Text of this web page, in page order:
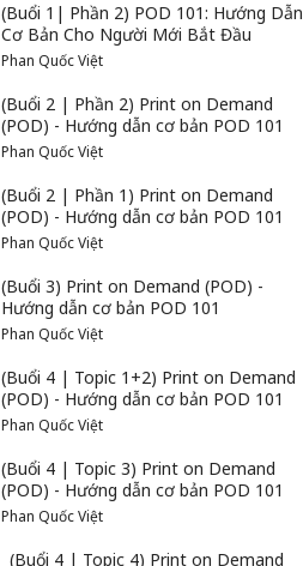
(Buổi 1| Phần 2) POD 101: Hướng Dẫn
Cơ Bản Cho Người Mới Bắt Đầu
Phan Quốc Việt
(Buổi 2 | Phần 2) Print on Demand
(POD) - Hướng dẫn cơ bản POD 101
Phan Quốc Việt
(Buổi 2 | Phần 1) Print on Demand
(POD) - Hướng dẫn cơ bản POD 101
Phan Quốc Việt
(Buổi 3) Print on Demand (POD) -
Hướng dẫn cơ bản POD 101
Phan Quốc Việt
(Buổi 4 | Topic 1+2) Print on Demand
(POD) - Hướng dẫn cơ bản POD 101
Phan Quốc Việt
(Buổi 4 | Topic 3) Print on Demand
(POD) - Hướng dẫn cơ bản POD 101
Phan Quốc Việt
(Buổi 4 | Topic 4) Print on Demand